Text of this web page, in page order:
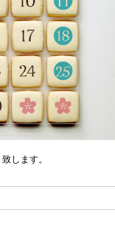
します。